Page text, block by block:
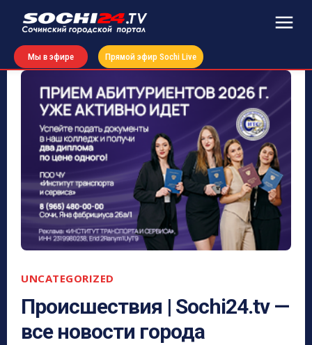
Мы в эфире Прямой эфир Sochi Live
UNCATEGORIZED
Происшествия | Sochi24.tv —
все новости города